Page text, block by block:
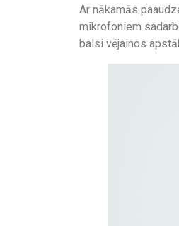
Ar nākamās
mikrofoniem
balsi vējainos